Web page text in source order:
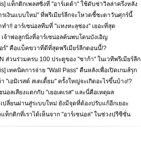
แท็กติกเพลสซิ่งที่ "อาร์เตต้า" ใช้ดับซ่าวิลล่าครึ่งหลัง
รเงินแบบใหม่" ที่พรีเมียร์ลีกจะโหวตชี้ชะตาวันศุกร์นี้
ำ!! อาร์เซน่อลทีมที่ "แทงทะลุช่อง" เยอะที่สุด
เจ้าพ่อลูกนิ่งที่อาร์เซน่อลค้นพบโดนบังเอิญ
อร์" คือแบ็คขวาที่ดีที่สุดพรีเมียร์ลีกตอนนี้!?
ส่วนร่วมครบ 100 ประตูของ "ซาก้า" ในเวทีพรีเมียร์ลีก
เทคนิคการจ่าย "Wall Pass" คืนหลังเพื่อเปิดเกมส์รุก
า "เอมิเรสต์ สเตเดี้ยม" ครั้งใหญ่จะเกิดอะไรขึ้นบ้าง!?
อลเสียงแตกกับ "เยอเคเรส" และนี่คือเหตุผล
ปลี่ยนผ่านสู่ระบบใหม่ ยังมีจุดที่ต้องปรับแก้อีกเยอะ
แท็กติกที่เราได้เห็นจาก "อาร์เซน่อล" ในช่วงปรีซีซั่น